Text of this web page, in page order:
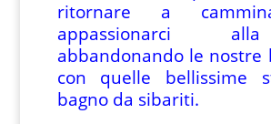
ritornare a
appassionarci
abbandonando le nostre
con quelle bellissime
bagno da sibariti.